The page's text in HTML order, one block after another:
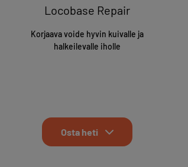
Locobase Repair
Korjaava voide hyvin kuivalle ja
halkeilevalle iholle
Osta heti